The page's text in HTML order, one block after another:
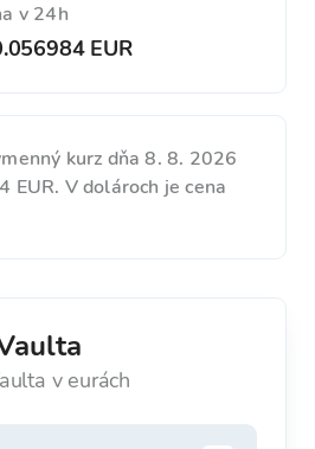
v 24h
EUR
kurz dňa 8. 8. 2026
EUR. V dolároch je cena
v eurách